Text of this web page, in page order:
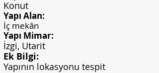
Konut
Yapı Alan:
İç mekân
Yapı Mimar:
İzgi, Utarit
Ek Bilgi:
Yapının lokasyonu tespit